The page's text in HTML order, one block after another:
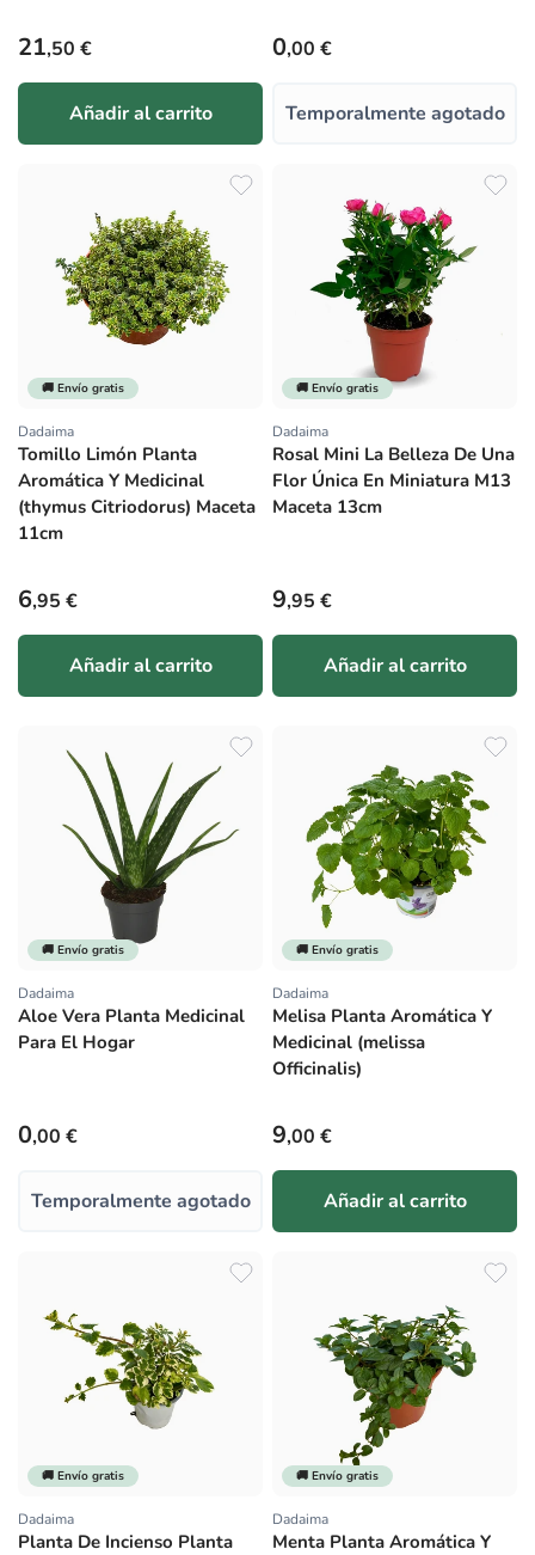
Precio habitual
21,50 €
Añadir al carrito
Precio habitual
0,00 €
Temporalmente agotado
🚚 Envío gratis
Proveedor:
Dadaima
Tomillo Limón Planta
Aromática Y Medicinal
(thymus Citriodorus) Maceta
11cm
Precio habitual
6,95 €
Añadir al carrito
🚚 Envío gratis
Proveedor:
Dadaima
Rosal Mini La Belleza De Una
Flor Única En Miniatura M13
Maceta 13cm
Precio habitual
9,95 €
Añadir al carrito
🚚 Envío gratis
Proveedor:
Dadaima
Aloe Vera Planta Medicinal
Para El Hogar
Precio habitual
0,00 €
Temporalmente agotado
🚚 Envío gratis
Proveedor:
Dadaima
Melisa Planta Aromática Y
Medicinal (melissa
Officinalis)
Precio habitual
9,00 €
Añadir al carrito
🚚 Envío gratis
Proveedor:
Dadaima
Planta De Incienso Planta
🚚 Envío gratis
Proveedor:
Dadaima
Menta Planta Aromática Y